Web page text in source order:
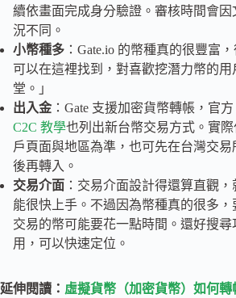
續依畫面完成身分驗證。審核時間會因
況不同。
小幣種多 ：Gate.io 的幣種真的很豐富
可以在這裡找到，對喜歡挖潛力幣的用
堂。」
出入金 ：Gate 支援加密貨幣轉帳，官
C2C 教學也列出新台幣交易方式。實
戶頁面與地區為準，也可先在台灣交易
後再轉入。
交易介面 ：交易介面設計得還算直觀
能很快上手。不過因為幣種真的很多，
交易的幣可能要花一點時間。還好搜尋
用，可以快速定位。
延伸閱讀： 虛擬貨幣（加密貨幣）如何轉